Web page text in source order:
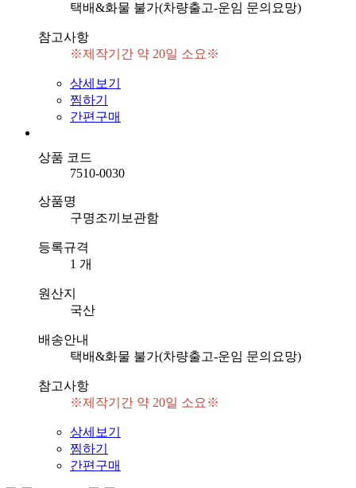
택배&화물 불가(차량출고-운임 문의요망)
참고사항
※제작기간 약 20일 소요※
상세보기
찜하기
간편구매
상품 코드
7510-0030
상품명
구명조끼보관함
등록규격
1 개
원산지
국산
배송안내
택배&화물 불가(차량출고-운임 문의요망)
참고사항
※제작기간 약 20일 소요※
상세보기
찜하기
간편구매